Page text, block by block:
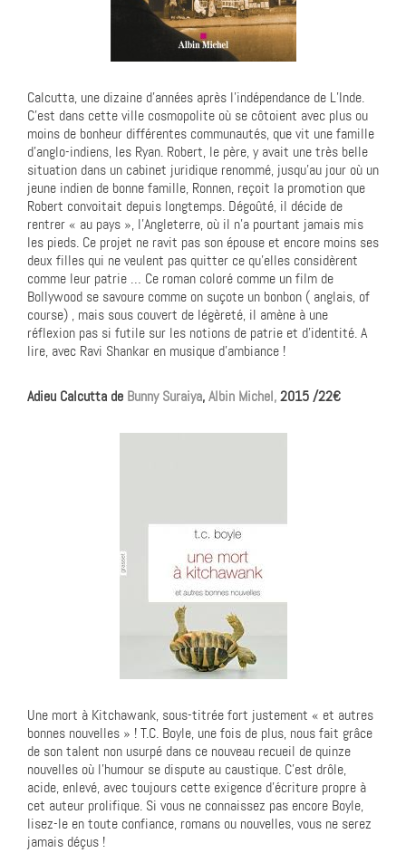
Calcutta, une dizaine d’années après l’indépendance de L’Inde.
C’est dans cette ville cosmopolite où se côtoient avec plus ou
moins de bonheur différentes communautés, que vit une famille
d’anglo-indiens, les Ryan. Robert, le père, y avait une très belle
situation dans un cabinet juridique renommé, jusqu’au jour où un
jeune indien de bonne famille, Ronnen, reçoit la promotion que
Robert convoitait depuis longtemps. Dégoûté, il décide de
rentrer « au pays », l’Angleterre, où il n’a pourtant jamais mis
les pieds. Ce projet ne ravit pas son épouse et encore moins ses
deux filles qui ne veulent pas quitter ce qu’elles considèrent
comme leur patrie … Ce roman coloré comme un film de
Bollywood se savoure comme on suçote un bonbon ( anglais, of
course) , mais sous couvert de légèreté, il amène à une
réflexion pas si futile sur les notions de patrie et d’identité. A
lire, avec Ravi Shankar en musique d’ambiance !
Adieu Calcutta de Bunny Suraiya,Albin Michel,2015 /22€
Une mort à Kitchawank, sous-titrée fort justement « et autres
bonnes nouvelles » ! T.C. Boyle, une fois de plus, nous fait grâce
de son talent non usurpé dans ce nouveau recueil de quinze
nouvelles où l’humour se dispute au caustique. C’est drôle,
acide, enlevé, avec toujours cette exigence d’écriture propre à
cet auteur prolifique. Si vous ne connaissez pas encore Boyle,
lisez-le en toute confiance, romans ou nouvelles, vous ne serez
jamais déçus !